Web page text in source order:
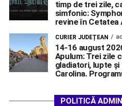
timp de trei zile,
simfonic:
revine în Cetatea
CURIER JUDEȚEAN
14-16 august
Apulum: Trei zile
gladiatori, lupte
Carolina.
POLITICĂ